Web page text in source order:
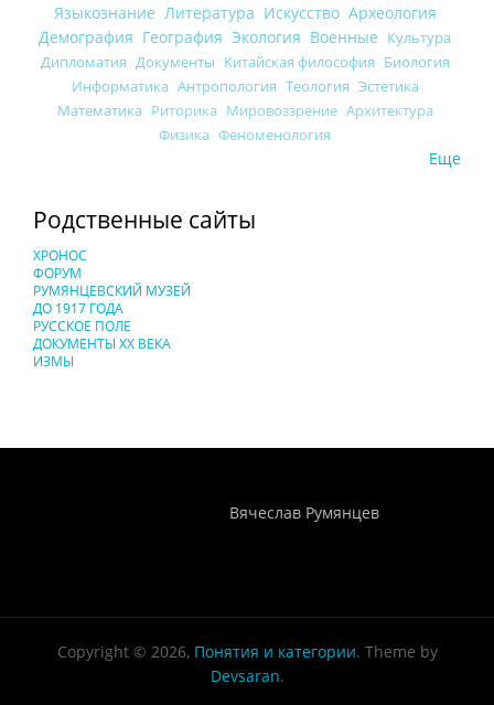
Языкознание Литература Искусство Археология
Демография География Экология Военные Культура
Дипломатия Документы Китайская философия Биология
Информатика Антропология Теология Эстетика
Математика Риторика Мировоззрение Архитектура
Физика Феноменология
Еще
Родственные сайты
ХРОНОС
ФОРУМ
РУМЯНЦЕВСКИЙ МУЗЕЙ
ДО 1917 ГОДА
РУССКОЕ ПОЛЕ
ДОКУМЕНТЫ XX ВЕКА
ИЗМЫ
Вячеслав Румянцев
Copyright © 2026, Понятия и категории. Theme by
Devsaran.